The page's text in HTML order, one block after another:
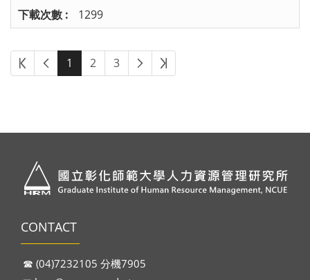
1299
1 2 3
CONTACT
☎︎ (04)7232105 分機7905